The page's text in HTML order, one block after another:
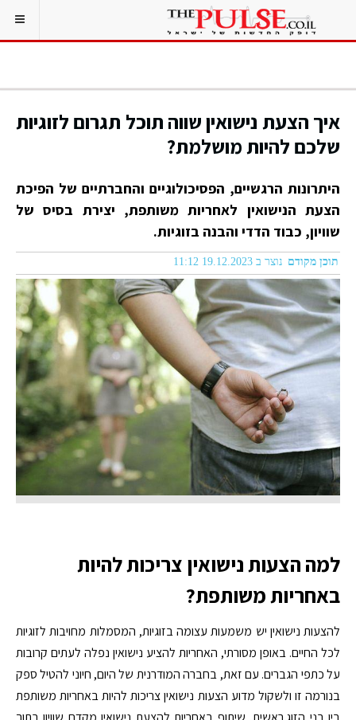
איך הצעת נישואין שווה תוכל תגרום לזוגיות
שלכם להיות מושלמת?
היתרונות הרגשיים, הפסיכולוגיים והחברתיים של הפיכת
הצעת הנישואין לאחריות משותפת, יצירת בסיס של
שוויון, כבוד הדדי והבנה בזוגיות.
תוכן מקודם נוצר ב 19.12.2023 11:12
למה הצעות נישואין צריכות להיות
באחריות משותפת?
להצעות נישואין יש משמעות עצומה בזוגיות, המסמלות מחויבות לזוגיות
לכל החיים. באופן מסורתי, האחריות להציע נישואין נפלה לעתים קרובות
על כתפי הגברים. עם זאת, בחברה המודרנית של היום, חיוני להטיל ספק
בנורמה זו ולשקול מדוע הצעות נישואין צריכות להיות באחריות משותפת